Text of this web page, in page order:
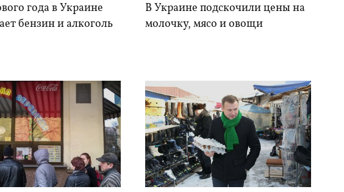
года в Украине
бензин и алкоголь
В Украине подскочили цены на
молочку, мясо и овощи